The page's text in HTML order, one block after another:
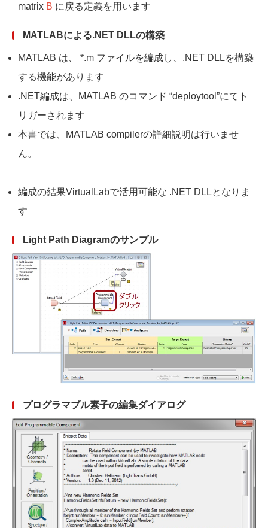
matrix B に戻る定義を用います
MATLABによる.NET DLLの構築
MATLAB は、 *.m ファイルを編成し、.NET DLLを構築
する機能があります
.NET編成は、MATLAB のコマンド “deploytool”にてト
リガーされます
本書では、MATLAB compilerの詳細説明は行いませ
ん。
編成の結果VirtualLabで活用可能な .NET DLLとなりま
す
Light Path Diagramのサンプル
プログラマブル素子の編集ダイアログ